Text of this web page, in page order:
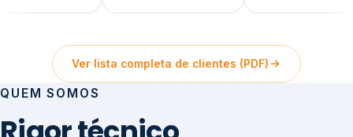
Ver lista completa de clientes (PDF)
QUEM SOMOS